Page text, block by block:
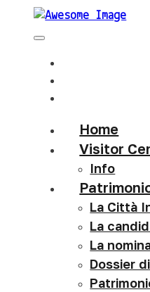
Home
Visitor
Info
La Città
La
La
Dossier